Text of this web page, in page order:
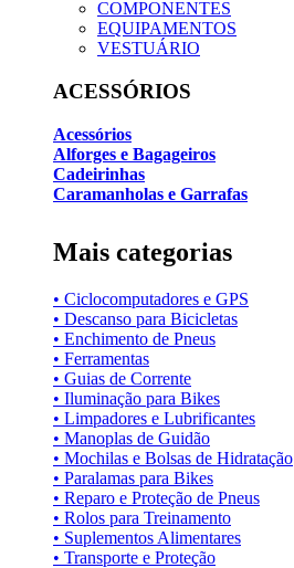
COMPONENTES
EQUIPAMENTOS
VESTUÁRIO
ACESSÓRIOS
Acessórios
Alforges e Bagageiros
Cadeirinhas
Caramanholas e Garrafas
Mais categorias
• Ciclocomputadores e GPS
• Descanso para Bicicletas
• Enchimento de Pneus
• Ferramentas
• Guias de Corrente
• Iluminação para Bikes
• Limpadores e Lubrificantes
• Manoplas de Guidão
• Mochilas e Bolsas de Hidratação
• Paralamas para Bikes
• Reparo e Proteção de Pneus
• Rolos para Treinamento
• Suplementos Alimentares
• Transporte e Proteção